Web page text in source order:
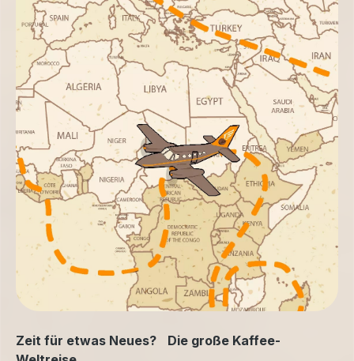
Zeit für etwas Neues? Die große Kaffee-